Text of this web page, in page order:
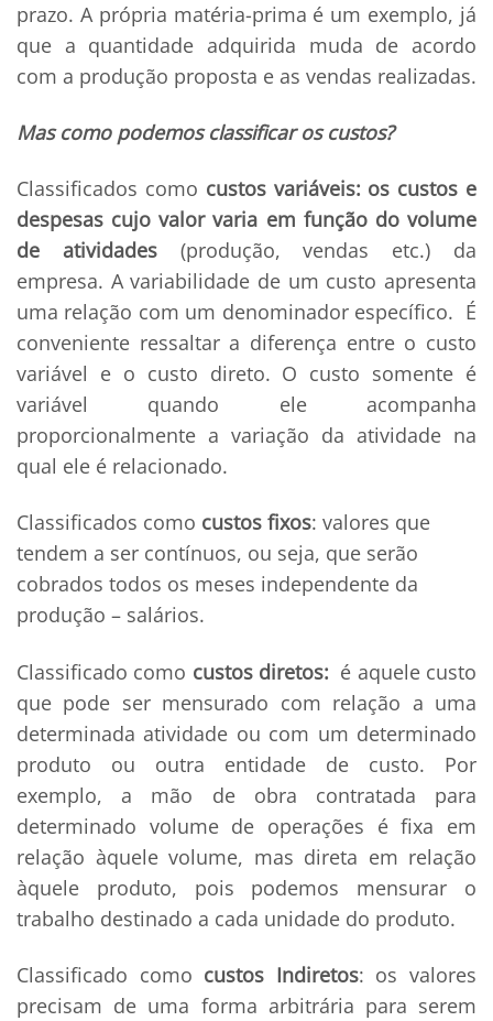
prazo. A própria matéria-prima é um exemplo, já
que a quantidade adquirida muda de acordo
com a produção proposta e as vendas realizadas.
Mas como podemos classificar os custos?
Classificados como custos variáveis: os custos e
despesas cujo valor varia em função do volume
de atividades(produção, vendas etc.) da
empresa. A variabilidade de um custo apresenta
uma relação com um denominador específico. É
conveniente ressaltar a diferença entre o custo
variável e o custo direto. O custo somente é
variável quando ele acompanha
proporcionalmente a variação da atividade na
qual ele é relacionado.
Classificados como custos fixos: valores que
tendem a ser contínuos, ou seja, que serão
cobrados todos os meses independente da
produção – salários.
Classificado como custos diretos: é aquele custo
que pode ser mensurado com relação a uma
determinada atividade ou com um determinado
produto ou outra entidade de custo. Por
exemplo, a mão de obra contratada para
determinado volume de operações é fixa em
relação àquele volume, mas direta em relação
àquele produto, pois podemos mensurar o
trabalho destinado a cada unidade do produto.
Classificado como custos Indiretos: os valores
precisam de uma forma arbitrária para serem